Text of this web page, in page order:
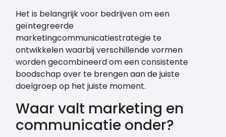
Het is belangrijk voor bedrijven om een
geïntegreerde
marketingcommunicatiestrategie te
ontwikkelen waarbij verschillende vormen
worden gecombineerd om een consistente
boodschap over te brengen aan de juiste
doelgroep op het juiste moment.
Waar valt marketing en
communicatie onder?